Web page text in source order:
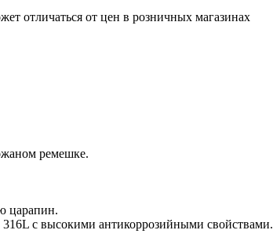
отличаться от цен в розничных магазинах
ремешке.
царапин.
316L с высокими антикоррозийными свойствами.